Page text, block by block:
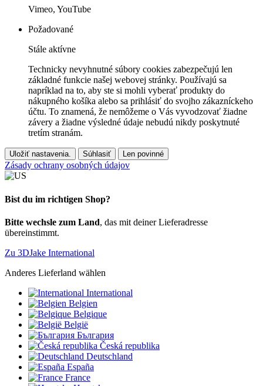
Vimeo, YouTube
Požadované
Stále aktívne
Technicky nevyhnutné súbory cookies zabezpečujú len
základné funkcie našej webovej stránky. Používajú sa
napríklad na to, aby ste si mohli vyberať produkty do
nákupného košíka alebo sa prihlásiť do svojho zákazníckeho
účtu. To znamená, že nemôžeme o Vás vyvodzovať žiadne
závery a žiadne výsledné údaje nebudú nikdy poskytnuté
tretím stranám.
Uložiť nastavenia. Súhlasiť Len povinné
Zásady ochrany osobných údajov
Bist du im richtigen Shop?
Bitte wechsle zum Land, das mit deiner Lieferadresse
übereinstimmt.
Zu 3DJake International
Anderes Lieferland wählen
International
Belgien
Belgique
België
България
Česká republika
Deutschland
España
France